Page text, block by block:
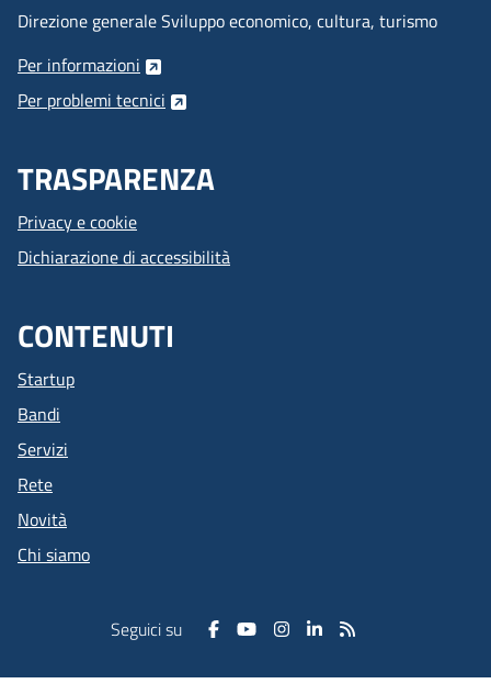
Direzione generale Sviluppo economico, cultura, turismo
Per informazioni
Per problemi tecnici
TRASPARENZA
Privacy e cookie
Dichiarazione di accessibilità
CONTENUTI
Startup
Bandi
Servizi
Rete
Novità
Chi siamo
Seguici su